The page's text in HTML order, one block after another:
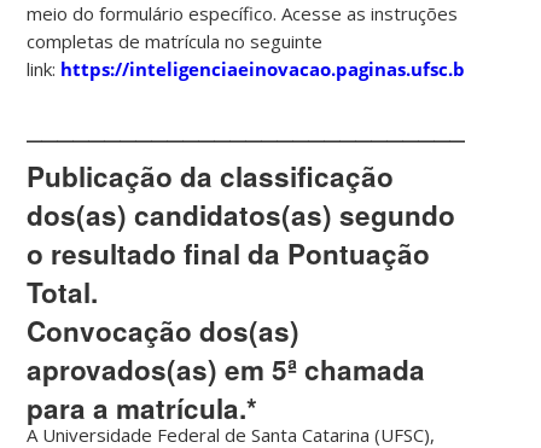
meio doformulário específico. Acesse asinstruções
completas de matrícula no seguinte
link: https://inteligenciaeinovacao.paginas.ufsc.br/
Publicação da classificação
dos(as) candidatos(as) segundo
o resultado final da Pontuação
Total.
Convocação dos(as)
aprovados(as) em 5ª chamada
para a matrícula.*
A Universidade Federal de Santa Catarina (UFSC),